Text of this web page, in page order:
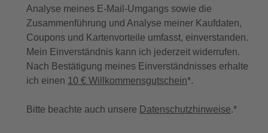
Analyse meines E-Mail-Umgangs sowie die
Zusammenführung und Analyse meiner Kaufdaten,
Coupons und Kartenvorteile umfasst, einverstanden.
Mein Einverständnis kann ich jederzeit widerrufen.
Nach Bestätigung meines Einverständnisses erhalte
ich einen 10 € Willkommensgutschein*.
Bitte beachte auch unsere Datenschutzhinweise.